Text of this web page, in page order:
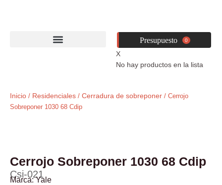
0
X
No hay productos en la lista
Inicio / Residenciales / Cerradura de sobreponer / Cerrojo
Sobreponer 1030 68 Cdip
Cerrojo Sobreponer 1030 68 Cdip
Csi-021
Marca:Yale